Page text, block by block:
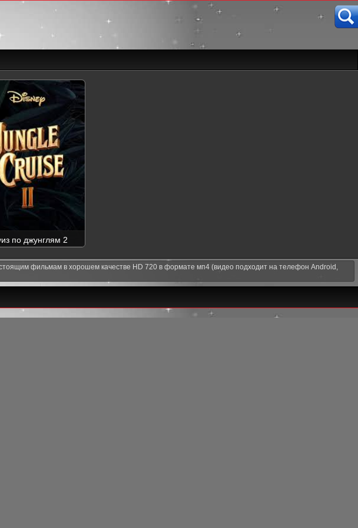
по джунглям 2
фильмам в хорошем качестве HD 720 в формате мп4 (видео подходит на телефон Android,